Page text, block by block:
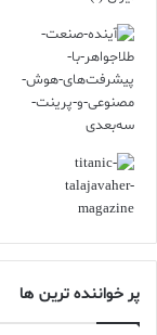
پر خواننده ترین ها